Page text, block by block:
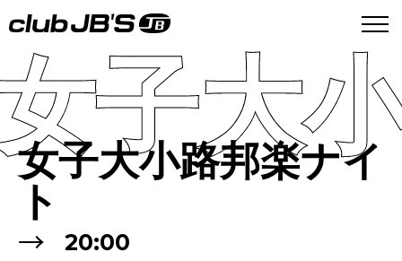
子大
女子大小路邦楽ナイ
ト
→ 20:00